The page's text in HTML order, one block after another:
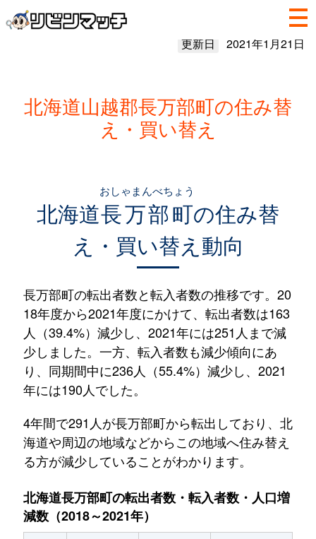
更新日 2021年1月21日
北海道山越郡長万部町の住み替
え・買い替え
北海道長万部町
おしゃまんべちょう
の住み替
え・買い替え動向
長万部町の転出者数と転入者数の推移です。20
18年度から2021年度にかけて、転出者数は163
人（39.4%）減少し、2021年には251人まで減
少しました。一方、転入者数も減少傾向にあ
り、同期間中に236人（55.4%）減少し、2021
年には190人でした。
4年間で291人が長万部町から転出しており、北
海道や周辺の地域などからこの地域へ住み替え
る方が減少していることがわかります。
北海道長万部町の転出者数・転入者数・人口増
減数（2018～2021年）